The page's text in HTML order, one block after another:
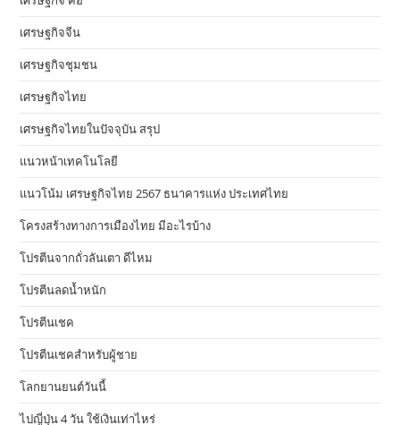
เศรษฐกิจจีน
เศรษฐกิจชุมชน
เศรษฐกิจไทย
เศรษฐกิจไทยในปัจจุบัน สรุป
แนวหน้าเทคโนโลยี
แนวโน้ม เศรษฐกิจไทย 2567 ธนาคารแห่ง ประเทศไทย
โครงสร้างทางการเมืองไทย มีอะไรบ้าง
โปรตีนจากถั่วลันเตา ดีไหม
โปรตีนลดน้ำหนัก
โปรตีนเชค
โปรตีนเชคสำหรับผู้ชาย
โลกยานยนต์วันนี้
ไปญี่ปุ่น 4 วัน ใช้เงินเท่าไหร่